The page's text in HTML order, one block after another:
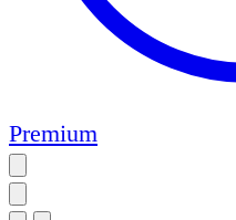
Premium